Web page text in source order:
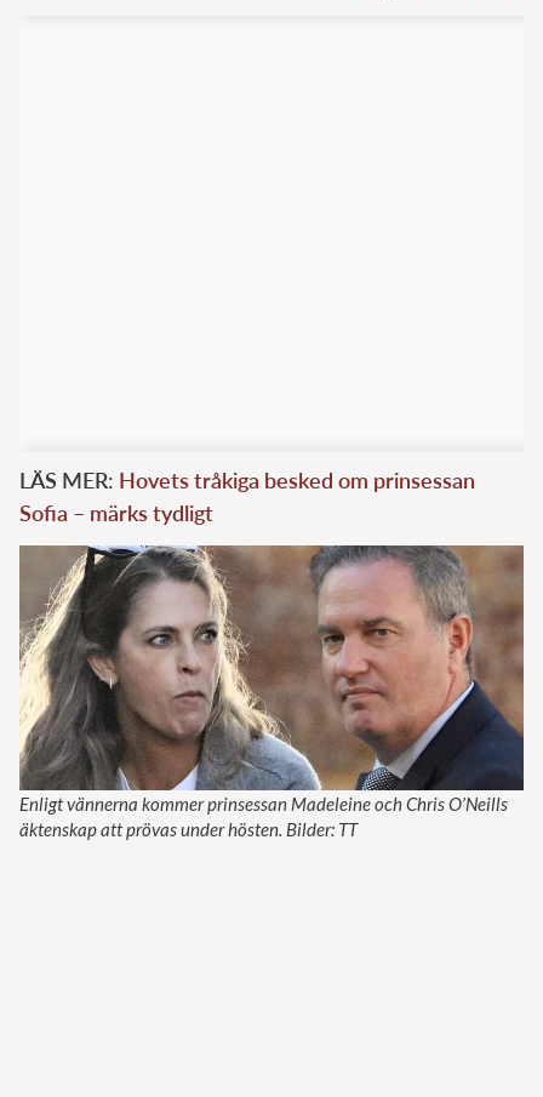
LÄS MER: Hovets tråkiga besked om prinsessan
Sofia – märks tydligt
Enligt vännerna kommer prinsessan Madeleine och Chris O’Neills
äktenskap att prövas under hösten. Bilder: TT